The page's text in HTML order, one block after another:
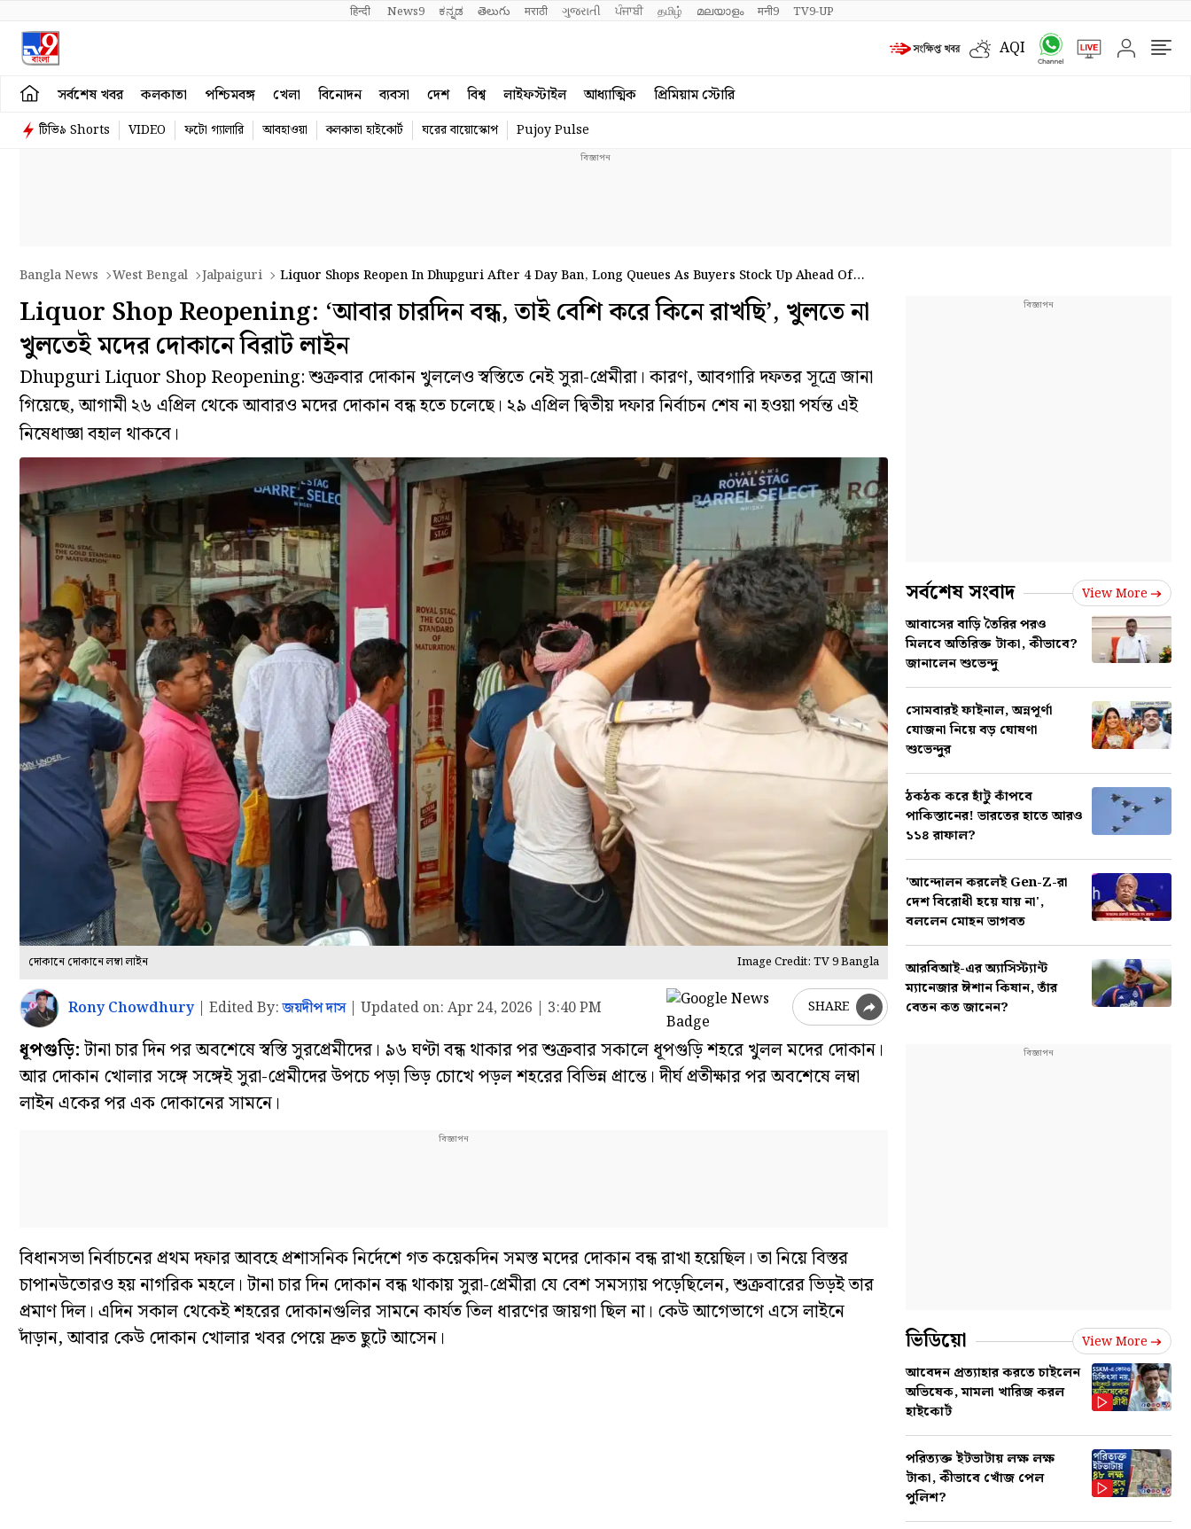
हिन्दी News9 ಕನ್ನಡ తెలుగు मराठी ગુજરાતી ਪੰਜਾਬੀ தமிழ் മലയാളം मनी9 TV9-UP
AQI
সর্বশেষ খবর কলকাতা পশ্চিমবঙ্গ খেলা বিনোদন ব্যবসা দেশ বিশ্ব লাইফস্টাইল আধ্যাত্মিক প্রিমিয়াম স্টোরি
টিভি৯ Shorts VIDEO ফটো গ্যালারি আবহাওয়া কলকাতা হাইকোর্ট ঘরের বায়োস্কোপ Pujoy Pulse
Bangla News West Bengal Jalpaiguri
Liquor Shops Reopen In Dhupguri After 4 Day Ban, Long Queues As Buyers Stock Up Ahead Of
Fresh Closure
Liquor Shop Reopening: ‘আবার চারদিন বন্ধ, তাই বেশি করে কিনে রাখছি’, খুলতে না
খুলতেই মদের দোকানে বিরাট লাইন
Dhupguri Liquor Shop Reopening: শুক্রবার দোকান খুললেও স্বস্তিতে নেই সুরা-প্রেমীরা। কারণ, আবগারি দফতর সূত্রে জানা
গিয়েছে, আগামী ২৬ এপ্রিল থেকে আবারও মদের দোকান বন্ধ হতে চলেছে। ২৯ এপ্রিল দ্বিতীয় দফার নির্বাচন শেষ না হওয়া পর্যন্ত এই
নিষেধাজ্ঞা বহাল থাকবে।
দোকানে দোকানে লম্বা লাইন Image Credit: TV 9 Bangla
Rony Chowdhury| Edited By:জয়দীপ দাস| Updated on: Apr 24, 2026 | 3:40 PM SHARE
ধূপগুড়ি:টানা চার দিন পর অবশেষে স্বস্তি সুরপ্রেমীদের। ৯৬ ঘণ্টা বন্ধ থাকার পর শুক্রবার সকালে ধূপগুড়ি শহরে খুলল মদের দোকান।
আর দোকান খোলার সঙ্গে সঙ্গেই সুরা-প্রেমীদের উপচে পড়া ভিড় চোখে পড়ল শহরের বিভিন্ন প্রান্তে। দীর্ঘ প্রতীক্ষার পর অবশেষে লম্বা
লাইন একের পর এক দোকানের সামনে।
বিধানসভা নির্বাচনের প্রথম দফার আবহে প্রশাসনিক নির্দেশে গত কয়েকদিন সমস্ত মদের দোকান বন্ধ রাখা হয়েছিল। তা নিয়ে বিস্তর
চাপানউতোরও হয় নাগরিক মহলে। টানা চার দিন দোকান বন্ধ থাকায় সুরা-প্রেমীরা যে বেশ সমস্যায় পড়েছিলেন, শুক্রবারের ভিড়ই তার
প্রমাণ দিল। এদিন সকাল থেকেই শহরের দোকানগুলির সামনে কার্যত তিল ধারণের জায়গা ছিল না। কেউ আগেভাগে এসে লাইনে
দাঁড়ান, আবার কেউ দোকান খোলার খবর পেয়ে দ্রুত ছুটে আসেন।
সর্বশেষ সংবাদ View More
আবাসের বাড়ি তৈরির পরও
মিলবে অতিরিক্ত টাকা, কীভাবে?
জানালেন শুভেন্দু
সোমবারই ফাইনাল, অন্নপূর্ণা
যোজনা নিয়ে বড় ঘোষণা
শুভেন্দুর
ঠকঠক করে হাঁটু কাঁপবে
পাকিস্তানের! ভারতের হাতে আরও
১১৪ রাফাল?
'আন্দোলন করলেই Gen-Z-রা
দেশ বিরোধী হয়ে যায় না',
বললেন মোহন ভাগবত
আরবিআই-এর অ্যাসিস্ট্যান্ট
ম্যানেজার ঈশান কিষান, তাঁর
বেতন কত জানেন?
ভিডিয়ো View More
আবেদন প্রত্যাহার করতে চাইলেন
অভিষেক, মামলা খারিজ করল
হাইকোর্ট
পরিত্যক্ত ইটভাটায় লক্ষ লক্ষ
টাকা, কীভাবে খোঁজ পেল
পুলিশ?